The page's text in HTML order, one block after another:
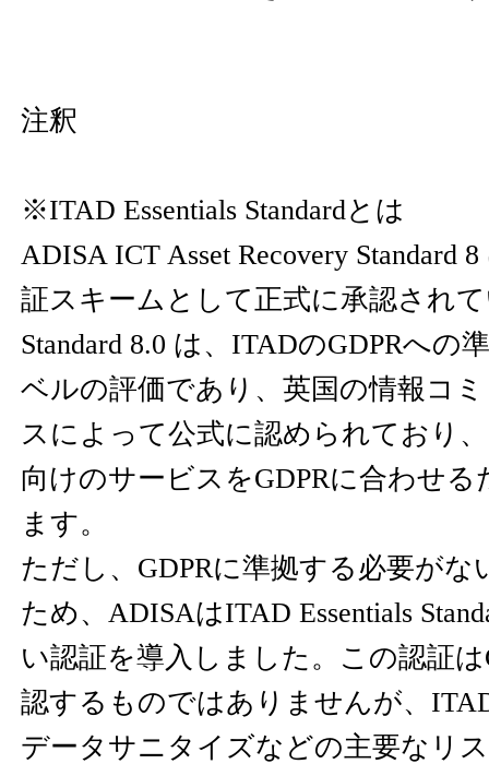
注釈
※ITAD Essentials Standardとは
ADISA ICT Asset Recovery Standard
証スキームとして正式に承認され
Standard 8.0 は、ITADのGDPRへの
ベルの評価であり、英国の情報コ
スによって公式に認められており
向けのサービスをGDPRに合わせ
ます。
ただし、GDPRに準拠する必要がな
ため、ADISAはITAD Essentials
い認証を導入しました。この認証
認するものではありませんが、
データサニタイズなどの主要なリ